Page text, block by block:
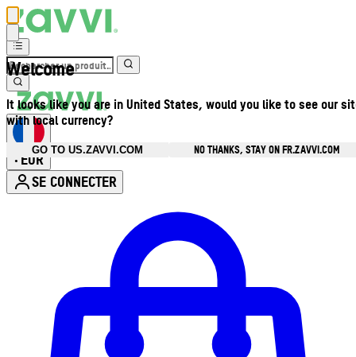
Welcome
It looks like you are in United States, would you like to see our
with local currency?
GO TO US.ZAVVI.COM
NO THANKS, STAY ON FR.ZAVVI.COM
• EUR
SE CONNECTER